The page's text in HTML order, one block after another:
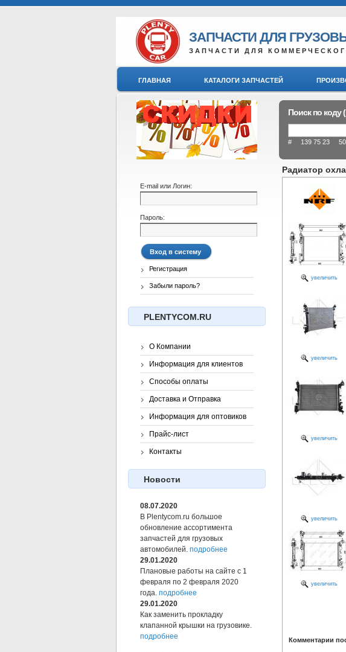
ЗАПЧАСТИ ДЛЯ
ЗАПЧАСТИ ДЛЯ
ГЛАВНАЯ КАТАЛОГИ ЗАПЧАСТЕЙ
Поиск по коду
# 139 75 23
Радиатор
увеличить
увеличить
увеличить
увеличить
увеличить
Комментарии
E-mail или Логин:
Пароль:
Регистрация
Забыли пароль?
PLENTYCOM.RU
О Компании
Информация для клиентов
Способы оплаты
Доставка и Отправка
Информация для оптовиков
Прайс-лист
Контакты
Новости
08.07.2020
В Plentycom.ru большое
обновление ассортимента
запчастей для грузовых
автомобилей. подробнее
29.01.2020
Плановые работы на сайте с 1
февраля по 2 февраля 2020
года. подробнее
29.01.2020
Как заменить прокладку
клапанной крышки на грузовике.
подробнее